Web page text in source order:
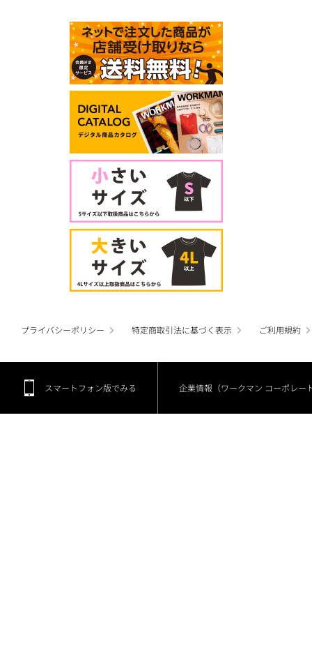
プライバシーポリシー 特定商取引法に基づく表示 ご利用規約
スマートフォン版でみる 企業情報（ワークマン コーポレー